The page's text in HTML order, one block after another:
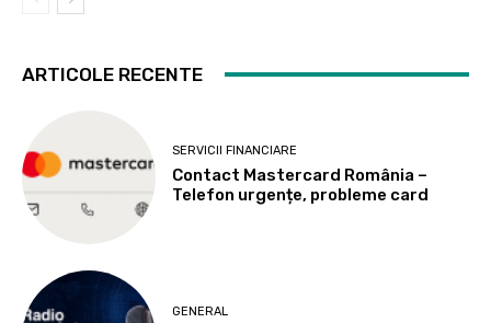
ARTICOLE RECENTE
SERVICII FINANCIARE
Contact Mastercard România –
Telefon urgențe, probleme card
GENERAL